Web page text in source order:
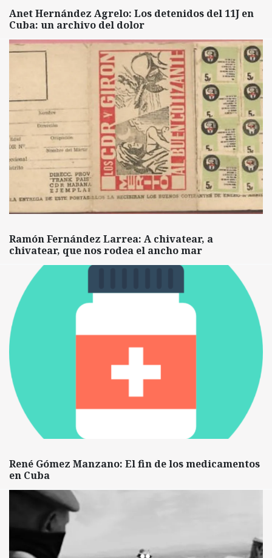
Anet Hernández Agrelo: Los detenidos del 11J en
Cuba: un archivo del dolor
Ramón Fernández Larrea: A chivatear, a
chivatear, que nos rodea el ancho mar
René Gómez Manzano: El fin de los medicamentos
en Cuba